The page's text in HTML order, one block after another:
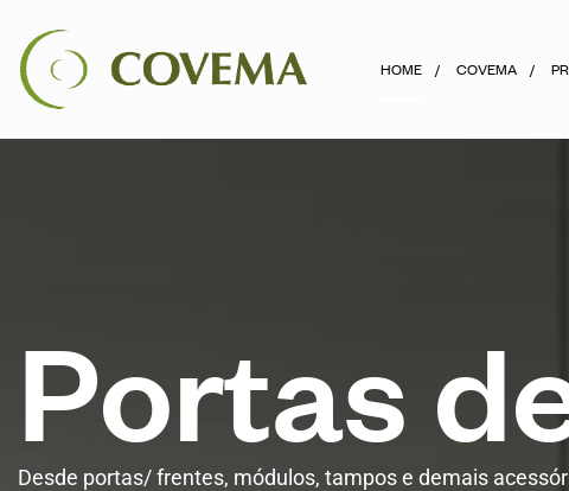
HOME COVEMA
Portas d
Desde portas/ frentes, módulos, tampos e demais